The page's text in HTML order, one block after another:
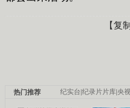
【复
纪实台|纪录片片库|央
热门推荐